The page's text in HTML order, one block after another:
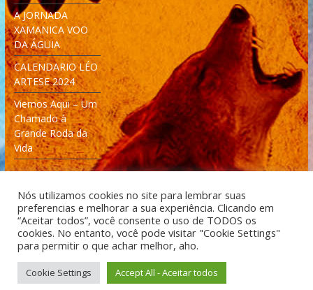
A JORNADA
XAMANICA VOO
DA ÁGUIA
CALENDARIO LÉO
ARTESE 2024
Viemos Aqui – Um
Chamado à
Grande Roda da
Vida
Desenvolvido: Moleculas4D - Engenharia Espacial e
Tecnologia [moleculas4d.com.br]
Nós utilizamos cookies no site para lembrar suas
preferencias e melhorar a sua experiência. Clicando em
“Aceitar todos”, você consente o uso de TODOS os
cookies. No entanto, você pode visitar "Cookie Settings"
para permitir o que achar melhor, aho.
Cookie Settings Accept All - Aceitar todos